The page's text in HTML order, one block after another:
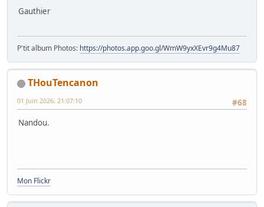
Gauthier
P'tit album Photos: https://photos.app.goo.gl/WmW9yxXEvr9g4Mu87
THouTencanon
#68
01 Juin 2026, 21:07:10
Nandou.
Mon Flickr